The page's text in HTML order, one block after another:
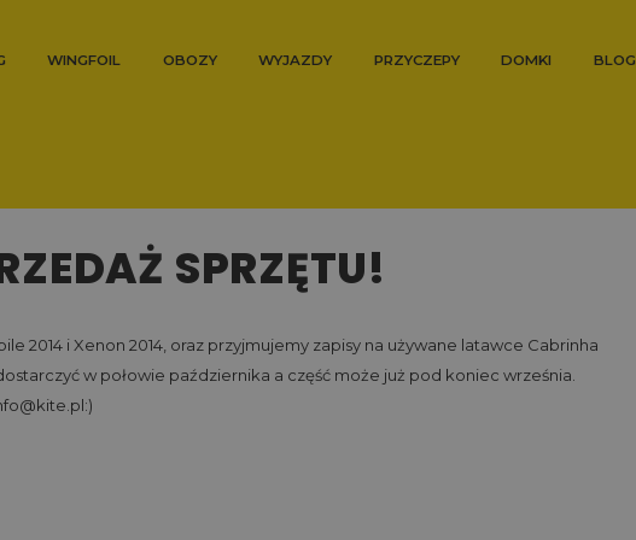
WINGFOIL OBOZY WYJAZDY PRZYCZEPY DOMKI BLOG
SPRZĘTU!
2014 i Xenon 2014, oraz przyjmujemy zapisy na używane latawce Cabrinha
w połowie października a część może już pod koniec września.